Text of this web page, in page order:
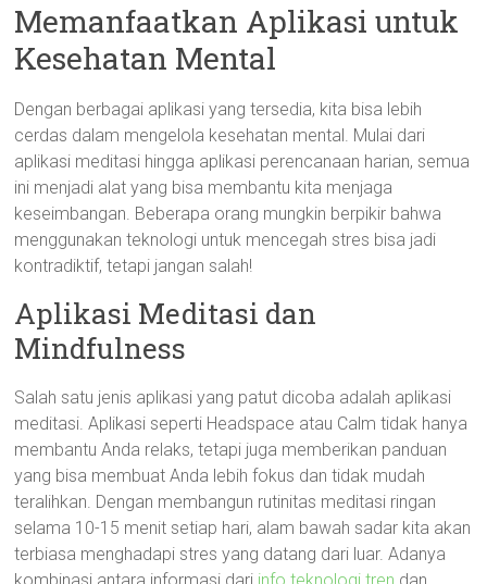
Memanfaatkan Aplikasi untuk
Kesehatan Mental
Dengan berbagai aplikasi yang tersedia, kita bisa lebih
cerdas dalam mengelola kesehatan mental. Mulai dari
aplikasi meditasi hingga aplikasi perencanaan harian, semua
ini menjadi alat yang bisa membantu kita menjaga
keseimbangan. Beberapa orang mungkin berpikir bahwa
menggunakan teknologi untuk mencegah stres bisa jadi
kontradiktif, tetapi jangan salah!
Aplikasi Meditasi dan
Mindfulness
Salah satu jenis aplikasi yang patut dicoba adalah aplikasi
meditasi. Aplikasi seperti Headspace atau Calm tidak hanya
membantu Anda relaks, tetapi juga memberikan panduan
yang bisa membuat Anda lebih fokus dan tidak mudah
teralihkan. Dengan membangun rutinitas meditasi ringan
selama 10-15 menit setiap hari, alam bawah sadar kita akan
terbiasa menghadapi stres yang datang dari luar. Adanya